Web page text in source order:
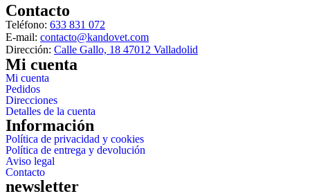
Contacto
Teléfono: 633 831 072
E-mail: contacto@kandovet.com
Dirección: Calle Gallo, 18 47012 Valladolid
Mi cuenta
Mi cuenta
Pedidos
Direcciones
Detalles de la cuenta
Información
Política de privacidad y cookies
Política de entrega y devolución
Aviso legal
Contacto
newsletter